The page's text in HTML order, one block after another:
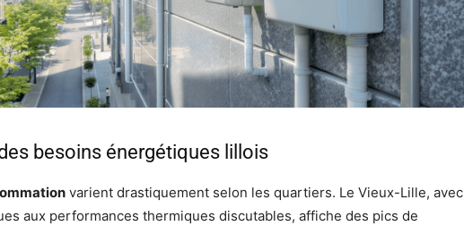
besoins énergétiques lillois
varient drastiquement selon les quartiers. Le Vieux-Lille, avec
aux performances thermiques discutables, affiche des pics de